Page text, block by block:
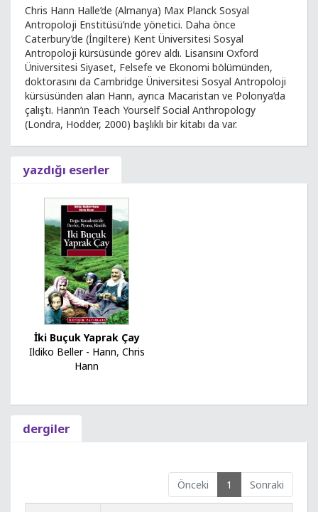
Chris Hann Halle’de (Almanya) Max Planck Sosyal
Antropoloji Enstitüsü’nde yönetici. Daha önce
Caterbury’de (İngiltere) Kent Üniversitesi Sosyal
Antropoloji kürsüsünde görev aldı. Lisansını Oxford
Üniversitesi Siyaset, Felsefe ve Ekonomi bölümünden,
doktorasını da Cambridge Üniversitesi Sosyal Antropoloji
kürsüsünden alan Hann, ayrıca Macaristan ve Polonya’da
çalıştı. Hann’ın Teach Yourself Social Anthropology
(Londra, Hodder, 2000) başlıklı bir kitabı da var.
yazdığı eserler
İki Buçuk Yaprak Çay
Ildiko Beller - Hann, Chris
Hann
dergiler
Önceki 1 Sonraki